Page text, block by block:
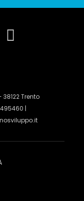
Trento
|